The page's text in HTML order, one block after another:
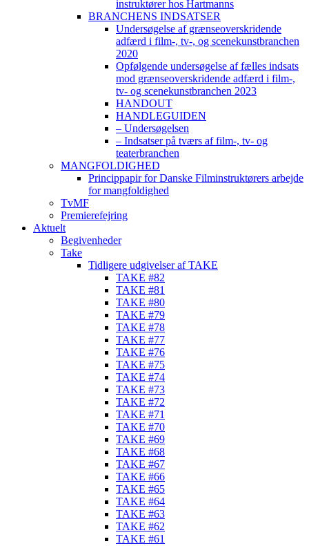
instruktører hos Hartmanns
BRANCHENS INDSATSER
Undersøgelse af grænseoverskridende
adfærd i film-, tv-, og scenekunstbranchen
2020
Opfølgende undersøgelse af fælles indsats
mod grænseoverskridende adfærd i film-,
tv- og scenekunstbranchen 2023
HANDOUT
HANDLEGUIDEN
– Undersøgelsen
– Indsatser på tværs af film-, tv- og
teaterbranchen
MANGFOLDIGHED
Princippapir for Danske Filminstruktørers arbejde
for mangfoldighed
TvMF
Premierefejring
Aktuelt
Begivenheder
Take
Tidligere udgivelser af TAKE
TAKE #82
TAKE #81
TAKE #80
TAKE #79
TAKE #78
TAKE #77
TAKE #76
TAKE #75
TAKE #74
TAKE #73
TAKE #72
TAKE #71
TAKE #70
TAKE #69
TAKE #68
TAKE #67
TAKE #66
TAKE #65
TAKE #64
TAKE #63
TAKE #62
TAKE #61